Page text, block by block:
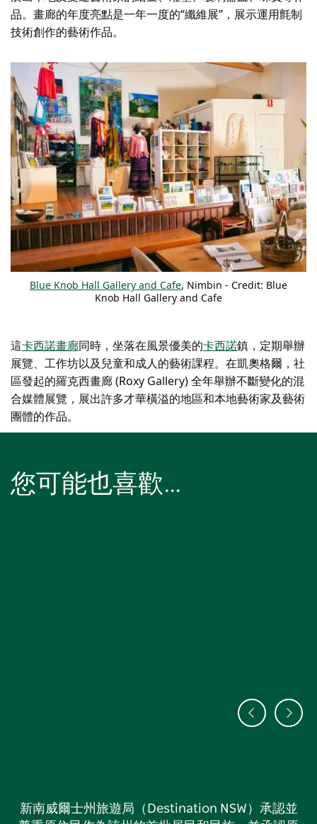
品。畫廊的年度亮點是一年一度的“纖維展”，展示運用氈制
技術創作的藝術作品。
Blue Knob Hall Gallery and Cafe, Nimbin - Credit: Blue
Knob Hall Gallery and Cafe
這卡西諾畫廊同時，坐落在風景優美的卡西諾鎮，定期舉辦
展覽、工作坊以及兒童和成人的藝術課程。在凱奧格爾，社
區發起的羅克西畫廊 (Roxy Gallery) 全年舉辦不斷變化的混
合媒體展覽，展出許多才華橫溢的地區和本地藝術家及藝術
團體的作品。
您可能也喜歡…
新南威爾士州旅遊局（Destination NSW）承認並